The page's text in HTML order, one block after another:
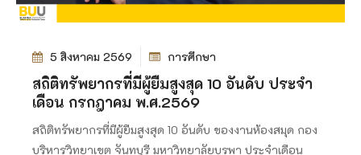
5 สิงหาคม 2569 การศึกษา
สถิติทรัพยากรที่มีผู้ยืมสูงสุด 10 อันดับ ประจำ
เดือน กรกฎาคม พ.ศ.2569
สถิติทรัพยากรที่มีผู้ยืมสูงสุด 10 อันดับ ของงานห้องสมุด กอง
บริหารวิทยาเขต จันทบุรี มหาวิทยาลัยบูรพา ประจำเดือน